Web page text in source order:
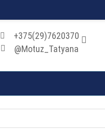
+375(29)7620370
@Motuz_Tatyana